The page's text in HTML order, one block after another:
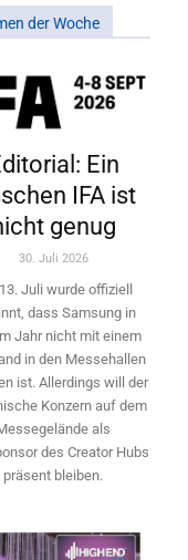
der Woche
Ein
IFA ist
genug
30. Juli 2026
Juli wurde offiziell
dass Samsung in
Jahr nicht mit einem
in den Messehallen
ist. Allerdings will ­der
Konzern auf dem
als
des Creator Hubs
präsent bleiben.